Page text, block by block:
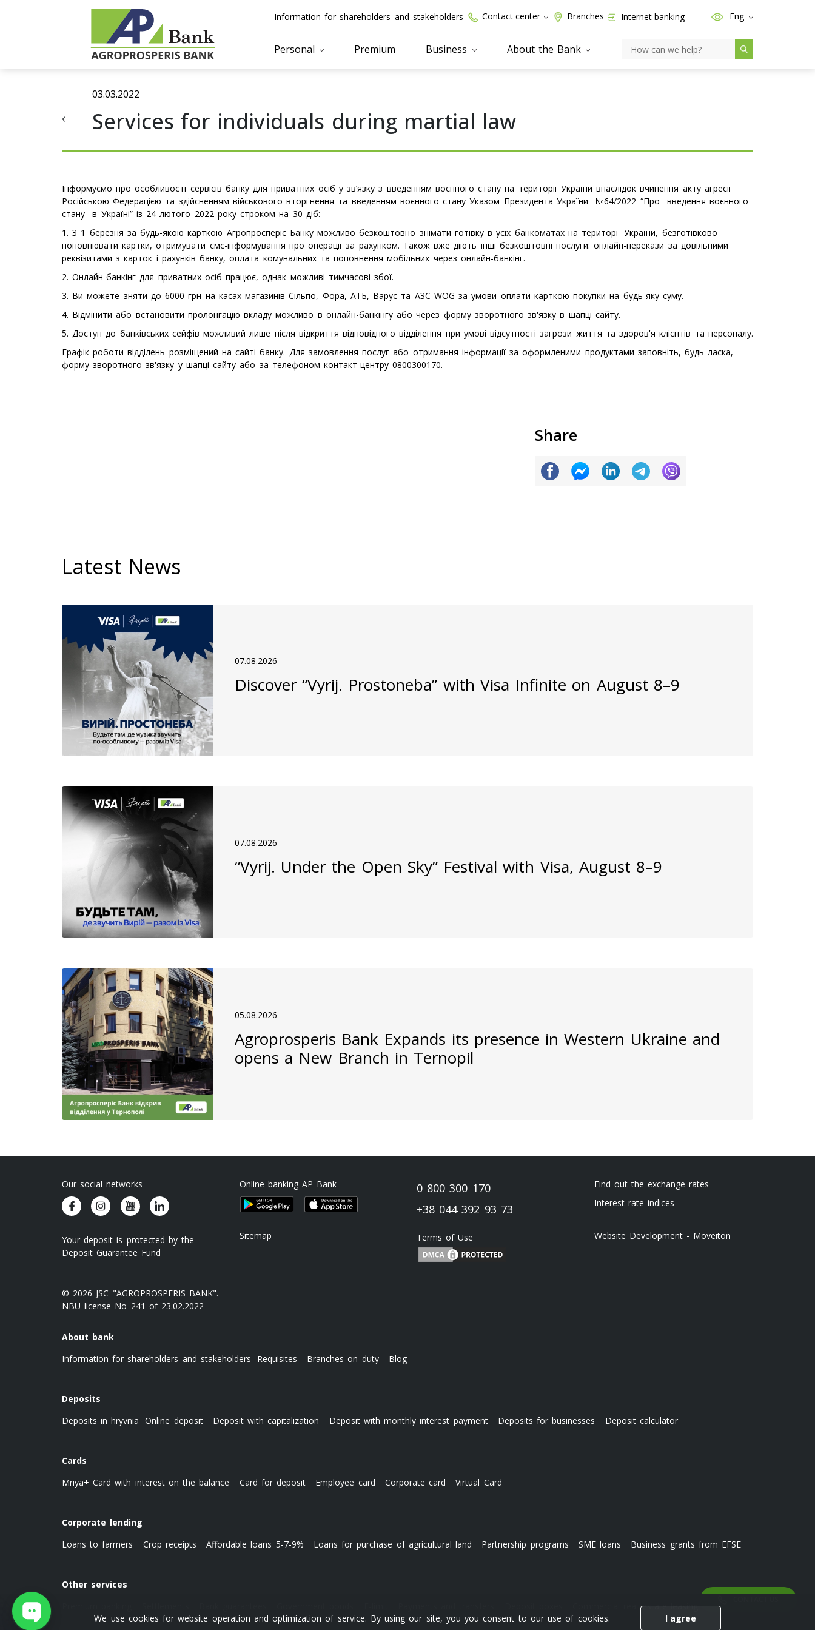
Information for shareholders and stakeholders Contact center Branches Internet banking Eng
Personal Premium Business About the Bank
03.03.2022
Services for individuals during martial law
Інформуємо про особливості сервісів банку для приватних осіб у зв’язку з введенням воєнного стану на території України внаслідок вчинення акту агресії
Російською Федерацією та здійсненням військового вторгнення та введенням воєнного стану Указом Президента України №64/2022 “Про введення воєнного
стану в Україні” із 24 лютого 2022 року строком на 30 діб:
1. З 1 березня за будь-якою карткою Агропросперіс Банку можливо безкоштовно знімати готівку в усіх банкоматах на території України, безготівково
поповнювати картки, отримувати смс-інформування про операції за рахунком. Також вже діють інші безкоштовні послуги: онлайн-перекази за довільними
реквізитами з карток і рахунків банку, оплата комунальних та поповнення мобільних через онлайн-банкінг.
2. Онлайн-банкінг для приватних осіб працює, однак можливі тимчасові збої.
3. Ви можете зняти до 6000 грн на касах магазинів Сільпо, Фора, АТБ, Варус та АЗС WOG за умови оплати карткою покупки на будь-яку суму.
4. Відмінити або встановити пролонгацію вкладу можливо в онлайн-банкінгу або через форму зворотного зв'язку в шапці сайту.
5. Доступ до банківських сейфів можливий лише після відкриття відповідного відділення при умові відсутності загрози життя та здоров'я клієнтів та персоналу.
Графік роботи відділень розміщений на сайті банку. Для замовлення послуг або отримання інформації за оформленими продуктами заповніть, будь ласка,
форму зворотного зв'язку у шапці сайту або за телефоном контакт-центру 0800300170.
Share
Latest News
07.08.2026
Discover “Vyrij. Prostoneba” with Visa Infinite on August 8–9
07.08.2026
“Vyrij. Under the Open Sky” Festival with Visa, August 8–9
05.08.2026
Agroprosperis Bank Expands its presence in Western Ukraine and
opens a New Branch in Ternopil
0 800 300 170
+38 044 392 93 73
Terms of Use
Find out the exchange rates
Interest rate indices
Website Development - Moveiton
Online banking AP Bank
Sitemap
Our social networks
Your deposit is protected by the
Deposit Guarantee Fund
© 2026 JSC "AGROPROSPERIS BANK".
NBU license No 241 of 23.02.2022
About bank
Information for shareholders and stakeholders
Requisites Branches on duty Blog
Deposits
Deposits in hryvnia
Online deposit Deposit with capitalization Deposit with monthly interest payment Deposits for businesses Deposit calculator
Cards
Mriya+ Card with interest on the balance
Card for deposit Employee card Corporate card Virtual Card
Corporate lending
Loans to farmers
Crop receipts Affordable loans 5-7-9% Loans for purchase of agricultural land Partnership programs SME loans Business grants from EFSE
Other services
Commercial real estate leasing
We use cookies for website operation and optimization of service. By using our site, you you consent to our use of cookies.
I agree